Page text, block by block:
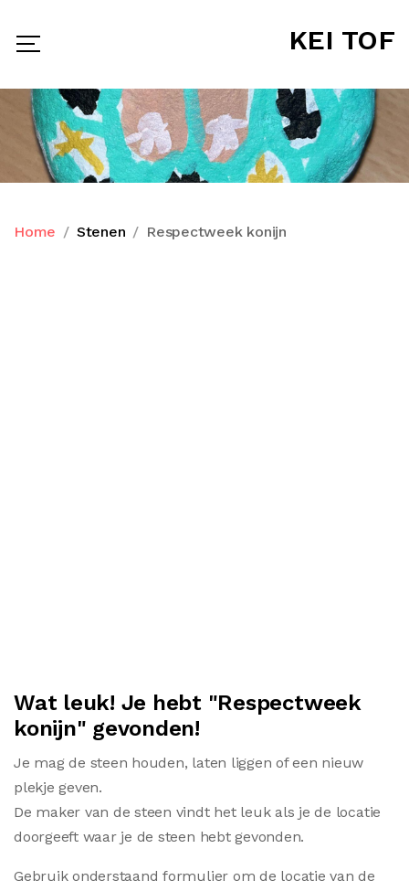
KEI TOF
Home Stenen Respectweek konijn
Wat leuk! Je hebt "Respectweek
konijn" gevonden!
Je mag de steen houden, laten liggen of een nieuw
plekje geven.
De maker van de steen vindt het leuk als je de locatie
doorgeeft waar je de steen hebt gevonden.
Gebruik onderstaand formulier om de locatie van de